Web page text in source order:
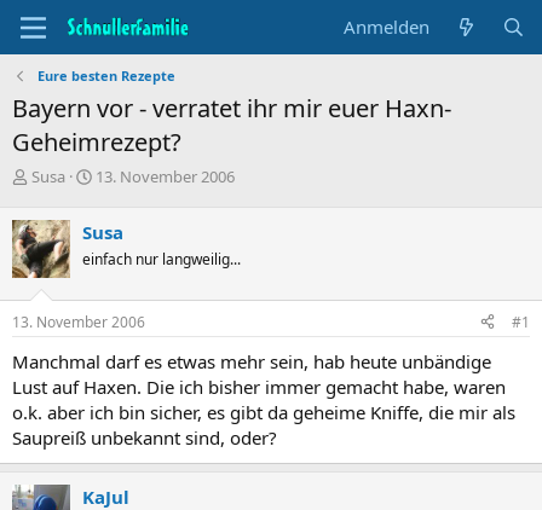
Anmelden
Eure besten Rezepte
Bayern vor - verratet ihr mir euer Haxn-
Geheimrezept?
T
e
m
e
n
s
t
r
t
e
r
Susa
B
i
n
d
a
u
m
13. November 2006
Susa
einfach nur langweilig...
13. November 2006 #1
Manchmal darf es etwas mehr sein, hab heute unbändige
Lust auf Haxen. Die ich bisher immer gemacht habe, waren
o.k. aber ich bin sicher, es gibt da geheime Kniffe, die mir als
Saupreiß unbekannt sind, oder?
KaJul